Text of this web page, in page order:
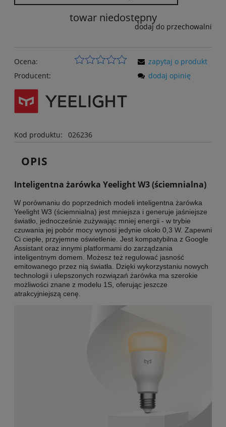
towar niedostępny
dodaj do przechowalni
Ocena:
Producent:
Kod produktu: 026236
zapytaj o produkt
dodaj opinię
OPIS
Inteligentna żarówka Yeelight W3 (ściemnialna)
W porównaniu do poprzednich modeli inteligentna żarówka
Yeelight W3 (ściemnialna) jest mniejsza i generuje jaśniejsze
światło, jednocześnie zużywając mniej energii - w trybie
czuwania jej pobór mocy wynosi jedynie około 0,3 W. Zapewni
Ci ciepłe, przyjemne oświetlenie. Jest kompatybilna z Google
Assistant oraz innymi platformami do zarządzania
inteligentnym domem. Możesz też regulować jasność
emitowanego przez nią światła. Dzięki wykorzystaniu nowych
technologii i ulepszonych rozwiązań żarówka ma szerokie
możliwości znane z modelu 1S, oferując jeszcze
atrakcyjniejszą cenę.